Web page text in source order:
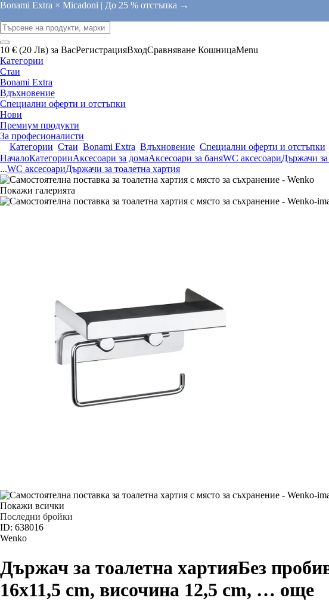
Bonami Extra × Micadoni | До 25 % отстъпка →
10 € (20 Лв) за ВасРегистрацияВходСравняване КошницаMenu
Категории
Стаи
Bonami Extra
Вдъхновение
Специални оферти и отстъпки
Нови
Премиум продукти
За професионалисти
Категории Стаи Bonami Extra Вдъхновение Специални оферти и отстъпки
НачалоКатегорииАксесоари за домаАксесоари за баняWC аксесоариДържачи за
...WC аксесоариДържачи за тоалетна хартия
Покажи галерията
Покажи всички
Последни бройки
ID: 638016
Wenko
Държач за тоалетна хартияБез
16x11,5 cm, височина 12,5 cm, … още